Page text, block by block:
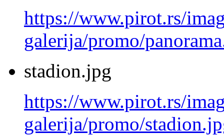
https://www.pirot.rs/
galerija/promo/
stadion.jpg
https://www.pirot.rs/
galerija/promo/